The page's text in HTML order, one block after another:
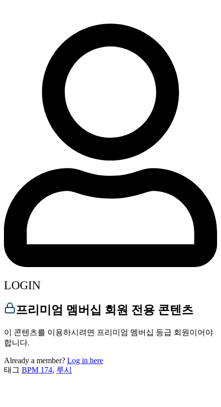
LOGIN
프리미엄 멤버십 회원 전용 콘텐츠
이 콘텐츠를 이용하시려면 프리미엄 멤버십 등급 회원이어야
합니다.
Already a member? Log in here
태그 BPM 174, 루시